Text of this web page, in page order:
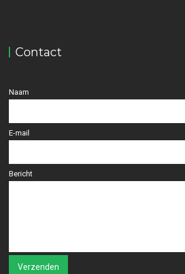
Contact
Naam
E-mail
Bericht